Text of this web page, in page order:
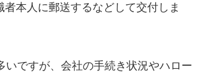
本人に郵送するなどして交付しま
ですが、会社の手続き状況やハロー